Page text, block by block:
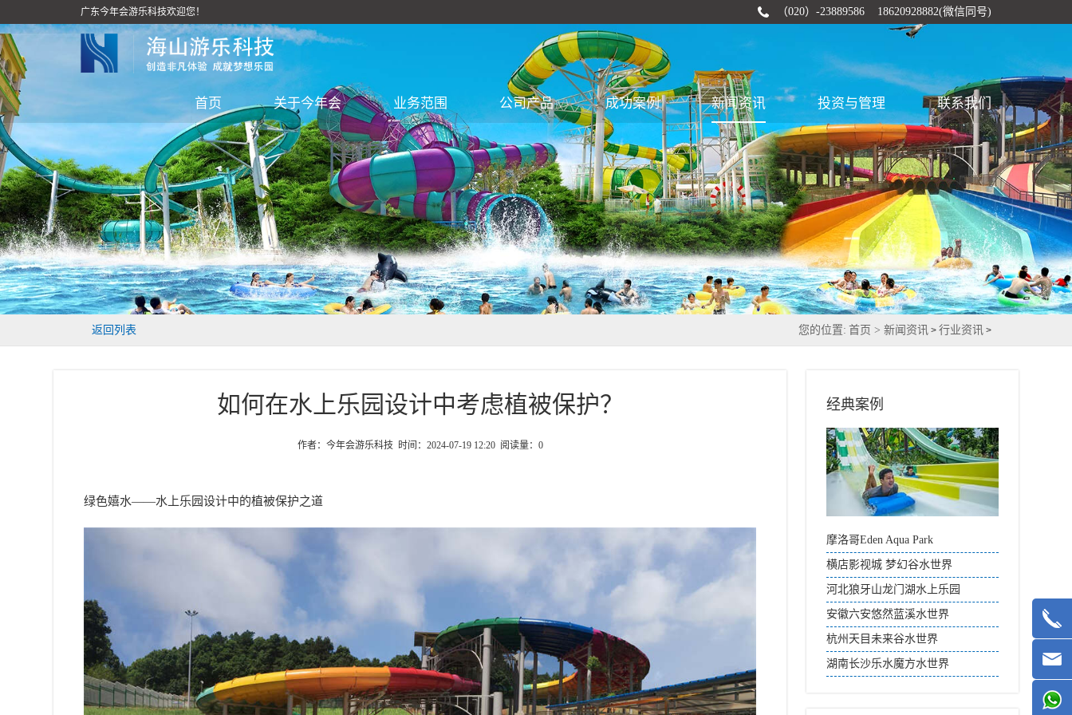
广东今年会游乐科技欢迎您！ （020）-23889586 18620928882(微信同号)
首页 关于今年会 业务范围 公司产品 成功案例 新闻资讯 投资与管理 联系我们
返回列表 您的位置: 首页 >新闻资讯 >行业资讯 >
如何在水上乐园设计中考虑植被保护？
作者：今年会游乐科技 时间：2024-07-19 12:20 阅读量： 0
绿色嬉水——水上乐园设计中的植被保护之道
经典案例
摩洛哥Eden Aqua Park
横店影视城 梦幻谷水世界
河北狼牙山龙门湖水上乐园
安徽六安悠然蓝溪水世界
杭州天目未来谷水世界
湖南长沙乐水魔方水世界